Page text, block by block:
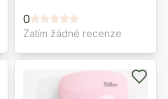
0
Zatím žádné recenze